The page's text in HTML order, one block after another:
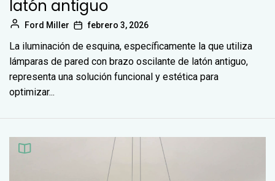
latón antiguo
Ford Miller febrero 3, 2026
La iluminación de esquina, específicamente la que utiliza
lámparas de pared con brazo oscilante de latón antiguo,
representa una solución funcional y estética para
optimizar...